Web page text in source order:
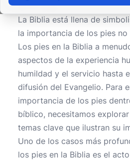
0 0 264
La Biblia está llena de
la importancia de los pies no
Los pies en la Biblia a
aspectos de la experiencia
humildad y el servicio hasta
difusión del Evangelio. Para
importancia de los pies
bíblico, necesitamos
temas clave que ilustran su
Uno de los casos más
los pies en la Biblia es el